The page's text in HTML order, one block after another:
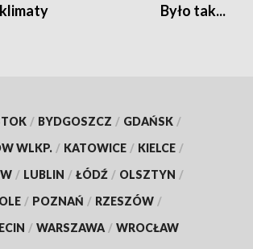
Było tak...
/ BYDGOSZCZ / GDAŃSK /
WLKP. / KATOWICE / KIELCE /
/ LUBLIN / ŁÓDŹ / OLSZTYN /
/ POZNAŃ / RZESZÓW /
/ WARSZAWA / WROCŁAW